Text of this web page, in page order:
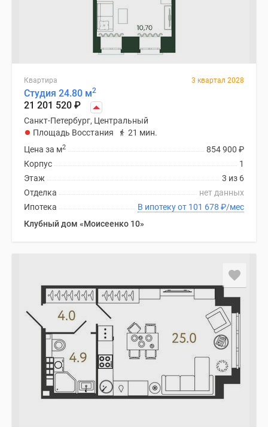
Новостройки
бизнес-
класса
коттеджи
Коттеджные
поселки
Санкт-
Петербурге
Ленинградской
Готовые
коттеджные
Строящиеся
коттеджные
Коттеджные
Квартира 3 квартал 2028
Студия 24.80 м2
21 201 520 ₽
Санкт-Петербург, Центральный
Площадь Восстания
21 мин.
854 900 ₽
Цена за м2
1
Корпус
3 из 6
Этаж
нет данных
Отделка
В ипотеку от 101 678 ₽/мес
Ипотека
Клубный дом «Моисеенко 10»